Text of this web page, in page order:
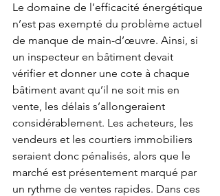
Le domaine de l’efficacité énergétique
n’est pas exempté du problème actuel
de manque de main-d’œuvre. Ainsi, si
un inspecteur en bâtiment devait
vérifier et donner une cote à chaque
bâtiment avant qu’il ne soit mis en
vente, les délais s’allongeraient
considérablement. Les acheteurs, les
vendeurs et les courtiers immobiliers
seraient donc pénalisés, alors que le
marché est présentement marqué par
un rythme de ventes rapides. Dans ces